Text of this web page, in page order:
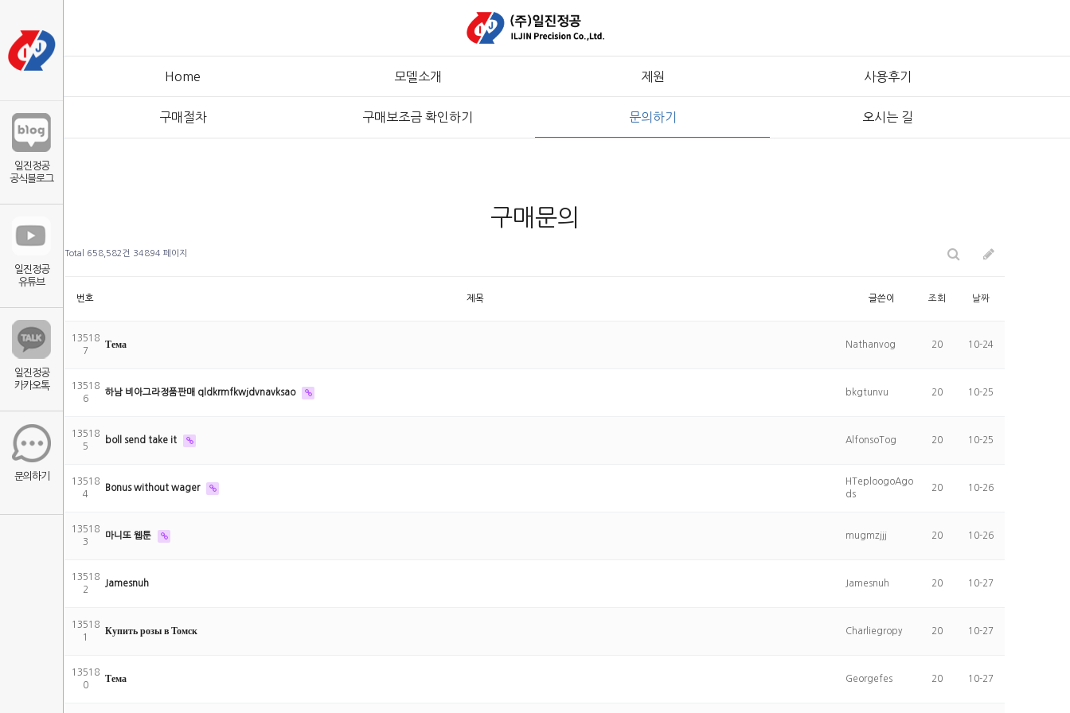
Home 모델소개 제원 사용후기
구매절차 구매보조금 확인하기 문의하기 오시는 길
구매문의
Total 658,582건 34894 페이지
번호 제목 글쓴이 조회 날짜
13518
7
Тема Nathanvog 20 10-24
13518
6
하남 비아그라정품판매 qldkrmfkwjdvnavksao bkgtunvu 20 10-25
13518
5
boll send take it AlfonsoTog 20 10-25
13518
4
Bonus without wager
HTeploogoAgo
ds
20 10-26
13518
3
마니또 웹툰 mugmzjjj 20 10-26
13518
2
Jamesnuh Jamesnuh 20 10-27
13518
1
Купить розы в Томск Charliegropy 20 10-27
13518
0
Тема Georgefes 20 10-27
일진정공
공식블로그
일진정공
유튜브
일진정공
카카오톡
문의하기